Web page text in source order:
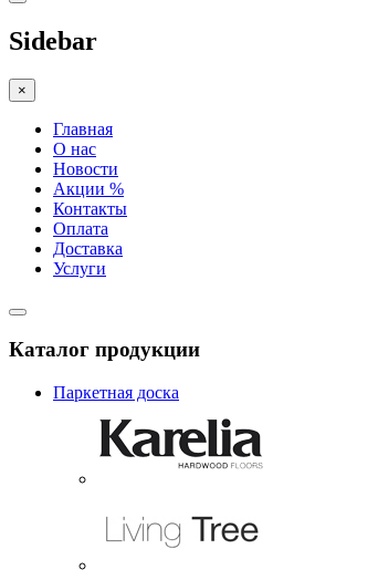
Sidebar
×
Главная
О нас
Новости
Акции %
Контакты
Оплата
Доставка
Услуги
Каталог продукции
Паркетная доска